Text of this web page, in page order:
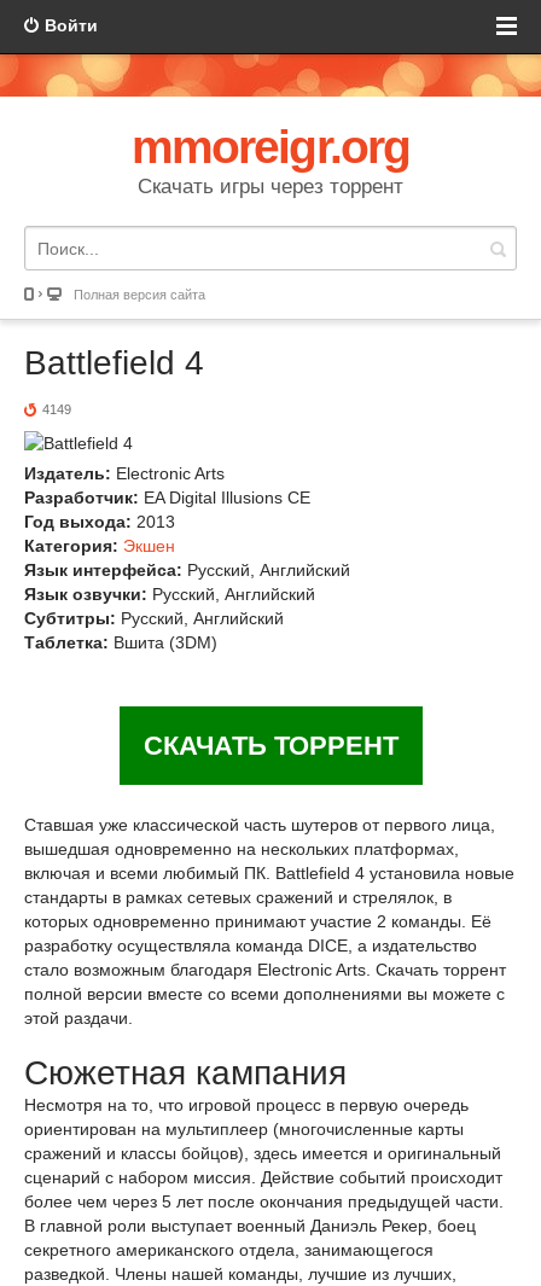
Войти
mmoreigr.org
Скачать игры через торрент
Полная версия сайта
Battlefield 4
4149
Издатель: Electronic Arts
Разработчик: EA Digital Illusions CE
Год выхода: 2013
Категория: Экшен
Язык интерфейса: Русский, Английский
Язык озвучки: Русский, Английский
Субтитры: Русский, Английский
Таблетка: Вшита (3DM)
СКАЧАТЬ ТОРРЕНТ
Ставшая уже классической часть шутеров от первого лица,
вышедшая одновременно на нескольких платформах,
включая и всеми любимый ПК. Battlefield 4 установила новые
стандарты в рамках сетевых сражений и стрелялок, в
которых одновременно принимают участие 2 команды. Её
разработку осуществляла команда DICE, а издательство
стало возможным благодаря Electronic Arts. Скачать торрент
полной версии вместе со всеми дополнениями вы можете с
этой раздачи.
Сюжетная кампания
Несмотря на то, что игровой процесс в первую очередь
ориентирован на мультиплеер (многочисленные карты
сражений и классы бойцов), здесь имеется и оригинальный
сценарий с набором миссия. Действие событий происходит
более чем через 5 лет после окончания предыдущей части.
В главной роли выступает военный Даниэль Рекер, боец
секретного американского отдела, занимающегося
разведкой. Члены нашей команды, лучшие из лучших,